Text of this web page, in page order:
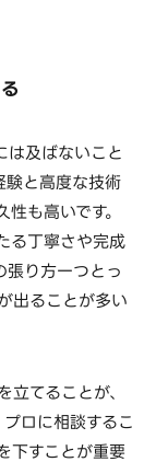
は及ばないこと
験と高度な技術
も高いです。
る丁寧さや完成
張り方一つとっ
出ることが多い
てることが、
ロに相談するこ
下すことが重要